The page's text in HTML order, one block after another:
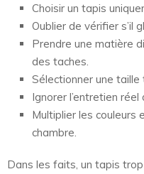
Choisir un tapis
Oublier de vérifier s’il
Prendre une matière
des taches.
Sélectionner une taille
Ignorer l’entretien
Multiplier les couleurs
chambre.
Dans les faits, un tapis